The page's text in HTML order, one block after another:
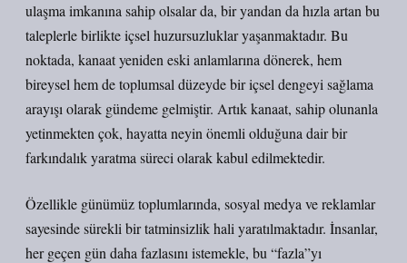
ulaşma imkanına sahip olsalar da, bir yandan da hızla artan bu
taleplerle birlikte içsel huzursuzluklar yaşanmaktadır. Bu
noktada, kanaat yeniden eski anlamlarına dönerek, hem
bireysel hem de toplumsal düzeyde bir içsel dengeyi sağlama
arayışı olarak gündeme gelmiştir. Artık kanaat, sahip olunanla
yetinmekten çok, hayatta neyin önemli olduğuna dair bir
farkındalık yaratma süreci olarak kabul edilmektedir.
Özellikle günümüz toplumlarında, sosyal medya ve reklamlar
sayesinde sürekli bir tatminsizlik hali yaratılmaktadır. İnsanlar,
her geçen gün daha fazlasını istemekle, bu “fazla”yı